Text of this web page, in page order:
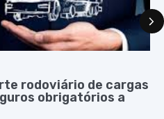
rodoviário de cargas
obrigatórios a